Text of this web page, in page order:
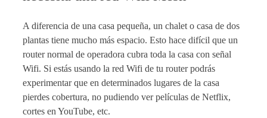
A diferencia de una casa pequeña, un chalet o casa de dos
plantas tiene mucho más espacio. Esto hace difícil que un
router normal de operadora cubra toda la casa con señal
Wifi. Si estás usando la red Wifi de tu router podrás
experimentar que en determinados lugares de la casa
pierdes cobertura, no pudiendo ver películas de Netflix,
cortes en YouTube, etc.